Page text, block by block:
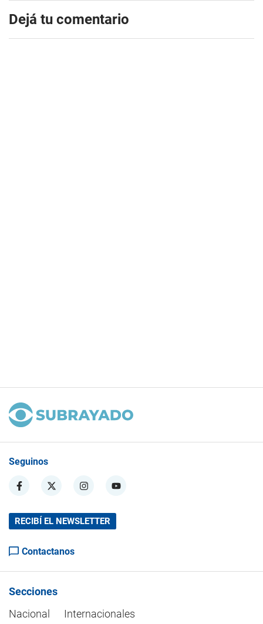
Dejá tu comentario
Seguinos
RECIBÍ EL NEWSLETTER
Contactanos
Secciones
Nacional
Internacionales